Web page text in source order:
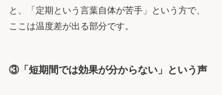
と、「定期という言葉自体が苦手」という方で、
ここは温度差が出る部分です。
③「短期間では効果が分からない」という声